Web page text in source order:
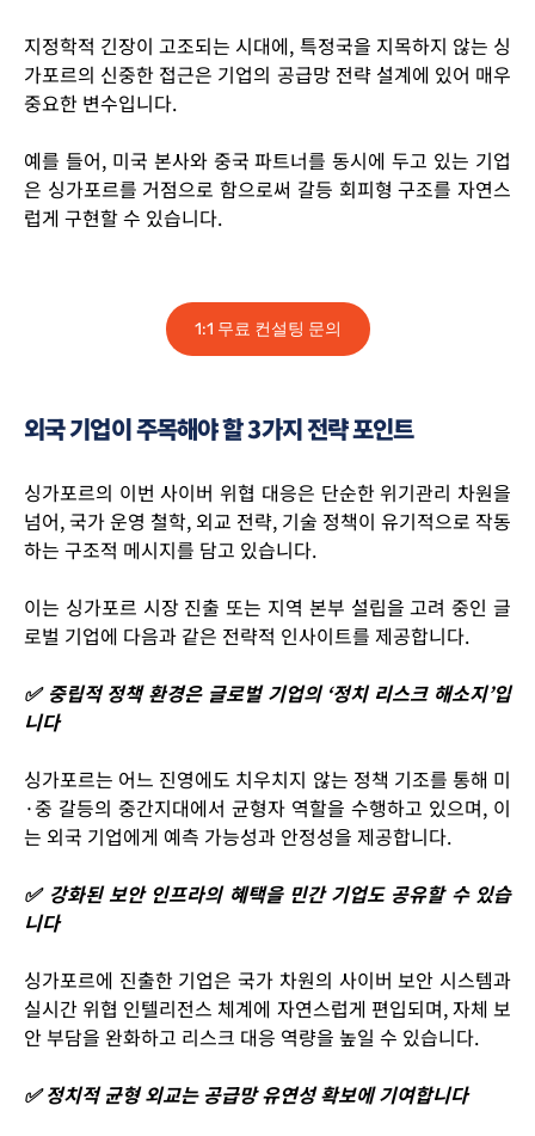
지정학적 긴장이 고조되는 시대에, 특정국을 지목하지 않는 싱
가포르의 신중한 접근은 기업의 공급망 전략 설계에 있어 매우
중요한 변수입니다.
예를 들어, 미국 본사와 중국 파트너를 동시에 두고 있는 기업
은 싱가포르를 거점으로 함으로써 갈등 회피형 구조를 자연스
럽게 구현할 수 있습니다.
1:1 무료 컨설팅 문의
외국 기업이 주목해야 할 3가지 전략 포인트
싱가포르의 이번 사이버 위협 대응은 단순한 위기관리 차원을
넘어,국가 운영 철학, 외교 전략, 기술 정책이 유기적으로 작동
하는 구조적 메시지를 담고 있습니다.
이는 싱가포르 시장 진출 또는 지역 본부 설립을 고려 중인 글
로벌 기업에 다음과 같은 전략적 인사이트를 제공합니다.
✅ 중립적 정책 환경은 글로벌 기업의 ‘정치 리스크 해소지’입
니다
싱가포르는 어느 진영에도 치우치지 않는 정책 기조를 통해 미
·중 갈등의 중간지대에서 균형자 역할을 수행하고 있으며, 이
는 외국 기업에게 예측 가능성과 안정성을 제공합니다.
✅ 강화된 보안 인프라의 혜택을 민간 기업도 공유할 수 있습
니다
싱가포르에 진출한 기업은국가 차원의 사이버 보안 시스템과
실시간 위협 인텔리전스 체계에 자연스럽게 편입되며, 자체 보
안 부담을 완화하고 리스크 대응 역량을 높일 수 있습니다.
✅ 정치적 균형 외교는 공급망 유연성 확보에 기여합니다